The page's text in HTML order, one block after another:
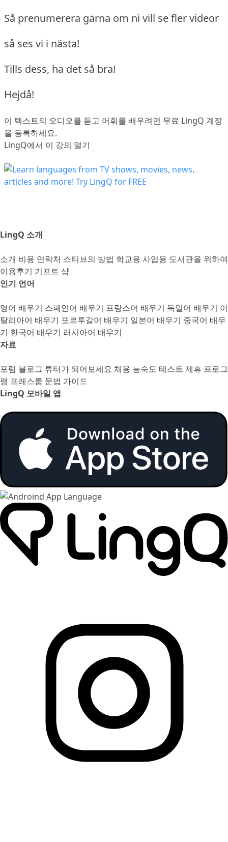
Så prenumerera gärna om ni vill se fler videor
så ses vi i nästa!
Tills dess, ha det så bra!
Hejdå!
이 텍스트의 오디오를 듣고 어휘를 배우려면 무료 LingQ 계정
을 등록하세요.
LingQ에서 이 강의 열기
LingQ 소개
소개 비용 연락처 스티브의 방법 학교용 사업용 도서관을 위하여
이용후기 기프트 샵
인기 언어
영어 배우기 스페인어 배우기 프랑스어 배우기 독일어 배우기 이
탈리아어 배우기 포르투갈어 배우기 일본어 배우기 중국어 배우
기 한국어 배우기 러시아어 배우기
자료
포럼 블로그 튜터가 되어보세요 채용 능숙도 테스트 제휴 프로그
램 프레스룸 문법 가이드
LingQ 모바일 앱